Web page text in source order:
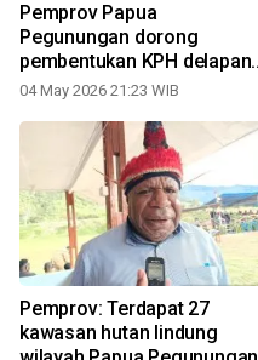
Pemprov Papua
Pegunungan dorong
pembentukan KPH delapan
kabupaten
04 May 2026 21:23 WIB
Pemprov: Terdapat 27
kawasan hutan lindung